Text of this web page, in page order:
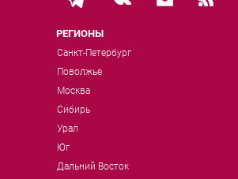
РЕГИОНЫ
Санкт-Петербург
Поволжье
Москва
Сибирь
Урал
Юг
Дальний Восток